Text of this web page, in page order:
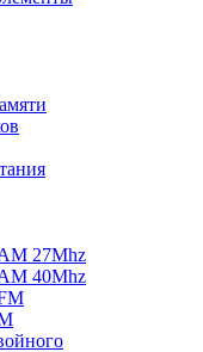
27Mhz
40Mhz